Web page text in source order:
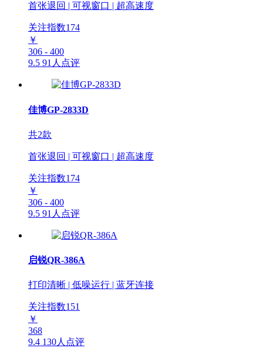
首张退回 | 可视窗口 | 超高速度
关注指数174
￥
306 - 400
9.5 91人点评
佳博GP-2833D
共2款
首张退回 | 可视窗口 | 超高速度
关注指数174
￥
306 - 400
9.5 91人点评
启锐QR-386A
打印清晰 | 低噪运行 | 蓝牙连接
关注指数151
￥
368
9.4 130人点评